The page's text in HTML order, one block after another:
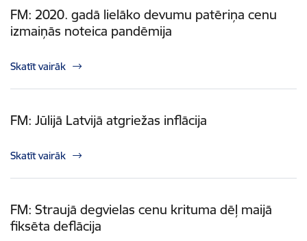
FM: 2020. gadā lielāko devumu patēriņa cenu
izmaiņās noteica pandēmija
Skatīt vairāk
FM: Jūlijā Latvijā atgriežas inflācija
Skatīt vairāk
FM: Straujā degvielas cenu krituma dēļ maijā
fiksēta deflācija